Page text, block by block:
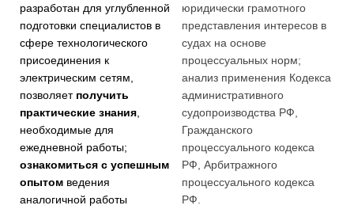
разработан для углубленной
подготовки специалистов в
сфере технологического
присоединения к
электрическим сетям,
позволяет получить
практические знания
необходимые для
ежедневной работы;
ознакомиться с успешным
опытом ведения
аналогичной работы
юридически грамотного
представления интересов в
судах на основе
процессуальных норм;
анализ применения Кодекса
административного
судопроизводства РФ,
Гражданского
процессуального кодекса
РФ, Арбитражного
процессуального кодекса
РФ.